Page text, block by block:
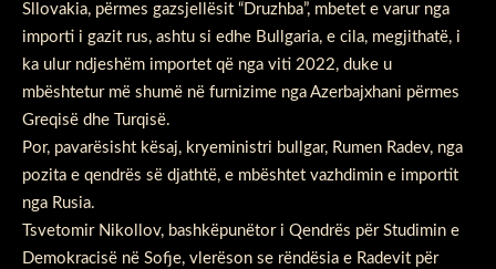
Sllovakia, përmes gazsjellësit “Druzhba”, mbetet e varur nga
importi i gazit rus, ashtu si edhe Bullgaria, e cila, megjithatë, i
ka ulur ndjeshëm importet që nga viti 2022, duke u
mbështetur më shumë në furnizime nga Azerbajxhani përmes
Greqisë dhe Turqisë.
Por, pavarësisht kësaj, kryeministri bullgar, Rumen Radev, nga
pozita e qendrës së djathtë, e mbështet vazhdimin e importit
nga Rusia.
Tsvetomir Nikollov, bashkëpunëtor i Qendrës për Studimin e
Demokracisë në Sofje, vlerëson se rëndësia e Radevit për